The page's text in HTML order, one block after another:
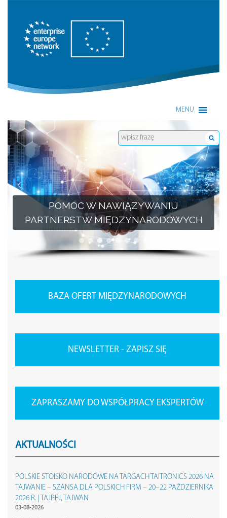
Enterprise Europe Network
MENU
POMOC W NAWIĄZYWANIU
PARTNERSTW MIĘDZYNARODOWYCH
BAZA OFERT MIĘDZYNARODOWYCH
NEWSLETTER - ZAPISZ SIĘ
ZAPRASZAMY DO WSPÓŁPRACY EKSPERTÓW
AKTUALNOŚCI
POLSKIE STOISKO NARODOWE NA TARGACH TAITRONICS 2026 NA
TAJWANIE – SZANSA DLA POLSKICH FIRM – 20–22 PAŹDZIERNIKA
2026 R. | TAJPEJ, TAJWAN
03-08-2026